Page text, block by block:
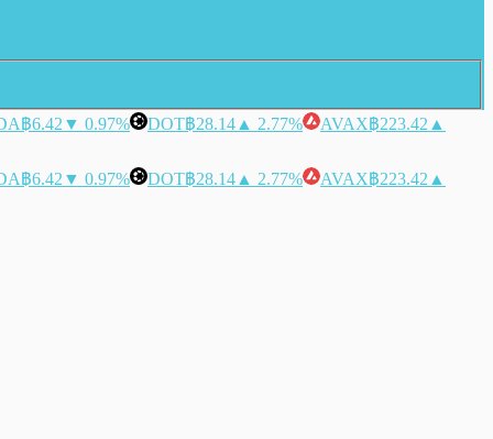
฿6.42 ▼ 0.97% DOT฿28.14 ▲ 2.77% AVAX฿223.42 ▲
฿6.42 ▼ 0.97% DOT฿28.14 ▲ 2.77% AVAX฿223.42 ▲